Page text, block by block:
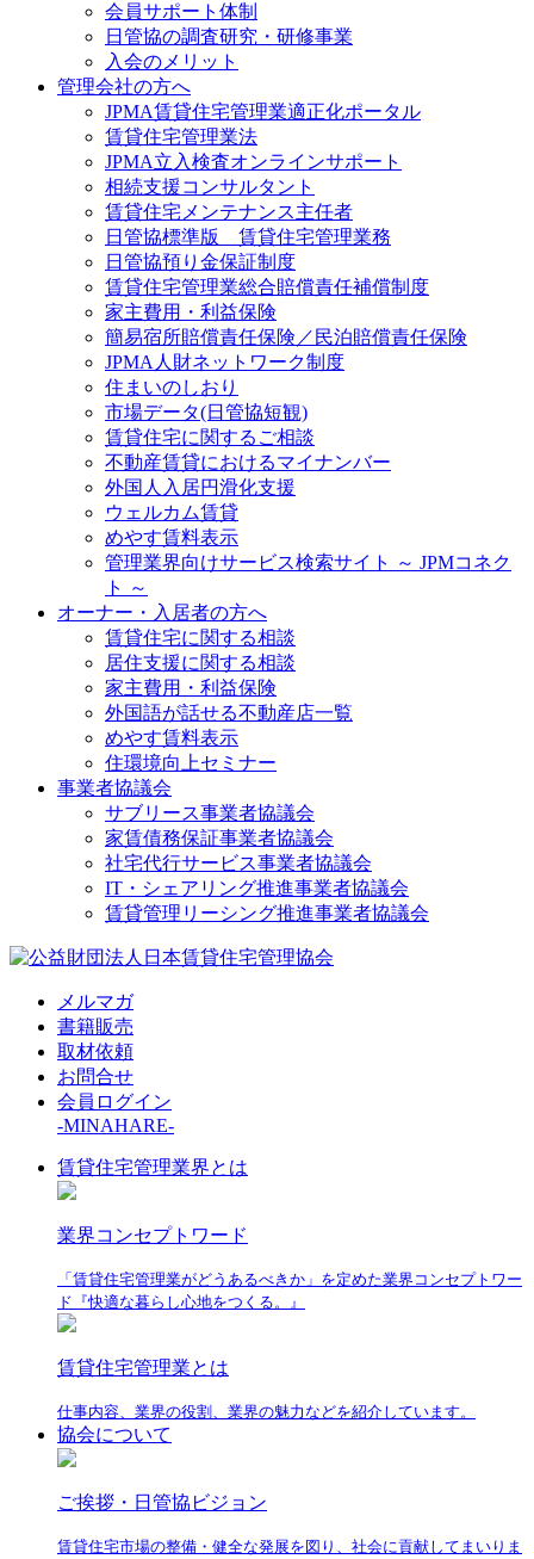
会員サポート体制
日管協の調査研究・研修事業
入会のメリット
管理会社の方へ
JPMA賃貸住宅管理業適正化ポータル
賃貸住宅管理業法
JPMA立入検査オンラインサポート
相続支援コンサルタント
賃貸住宅メンテナンス主任者
日管協標準版 賃貸住宅管理業務
日管協預り金保証制度
賃貸住宅管理業総合賠償責任補償制度
家主費用・利益保険
簡易宿所賠償責任保険／民泊賠償責任保険
JPMA人財ネットワーク制度
住まいのしおり
市場データ(日管協短観)
賃貸住宅に関するご相談
不動産賃貸におけるマイナンバー
外国人入居円滑化支援
ウェルカム賃貸
めやす賃料表示
管理業界向けサービス検索サイト ～ JPMコネク
ト ～
オーナー・入居者の方へ
賃貸住宅に関する相談
居住支援に関する相談
家主費用・利益保険
外国語が話せる不動産店一覧
めやす賃料表示
住環境向上セミナー
事業者協議会
サブリース事業者協議会
家賃債務保証事業者協議会
社宅代行サービス事業者協議会
IT・シェアリング推進事業者協議会
賃貸管理リーシング推進事業者協議会
メルマガ
書籍販売
取材依頼
お問合せ
会員ログイン
-MINAHARE-
賃貸住宅管理業界とは
業界コンセプトワード
「賃貸住宅管理業がどうあるべきか」を定めた業界コンセプトワー
ド『快適な暮らし心地をつくる。』
賃貸住宅管理業とは
仕事内容、業界の役割、業界の魅力などを紹介しています。
協会について
ご挨拶・日管協ビジョン
賃貸住宅市場の整備・健全な発展を図り、社会に貢献してまいりま